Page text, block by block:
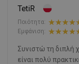
TetiR
Ποιότητα:
Εμφάνιση:
Συνιστώ τη διπλή
είναι πολύ